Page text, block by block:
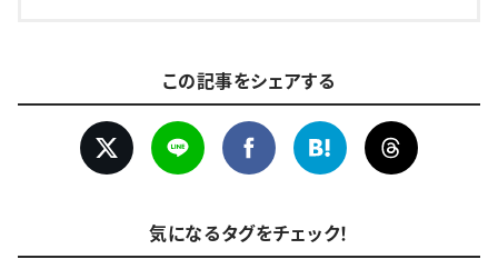
この記事をシェアする
気になるタグをチェック！